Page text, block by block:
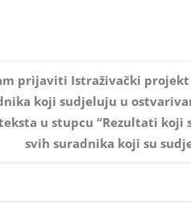
prijaviti Istraživački
koji sudjeluju u
u stupcu “Rezultati
svih suradnika koji su